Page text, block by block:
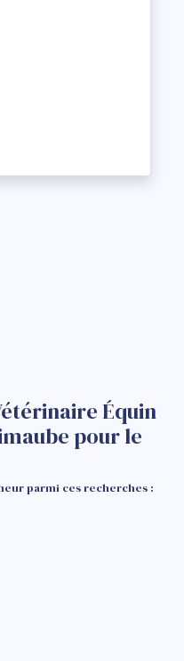
Équin
pour le
parmi ces recherches :